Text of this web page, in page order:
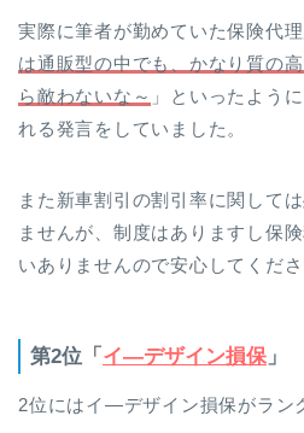
実際に筆者が勤めていた保険代
は通販型の中でも、かなり質の
ら敵わないな～ 」といったよう
れる発言をしていました。
また新車割引の割引率に関して
ませんが、制度はありますし保
いありませんので安心してくださ
第2位「 イ―デザイン損保 」
2位にはイ―デザイン損保がラン